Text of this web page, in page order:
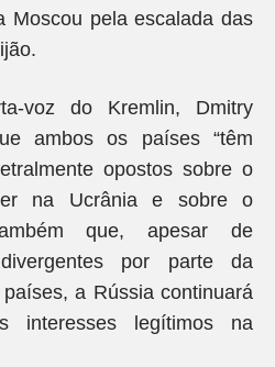
Moscou pela escalada das
voz do Kremlin, Dmitry
ambos os países “têm
opostos sobre o
na Ucrânia e sobre o
que, apesar de
por parte da
a Rússia continuará
interesses legítimos na